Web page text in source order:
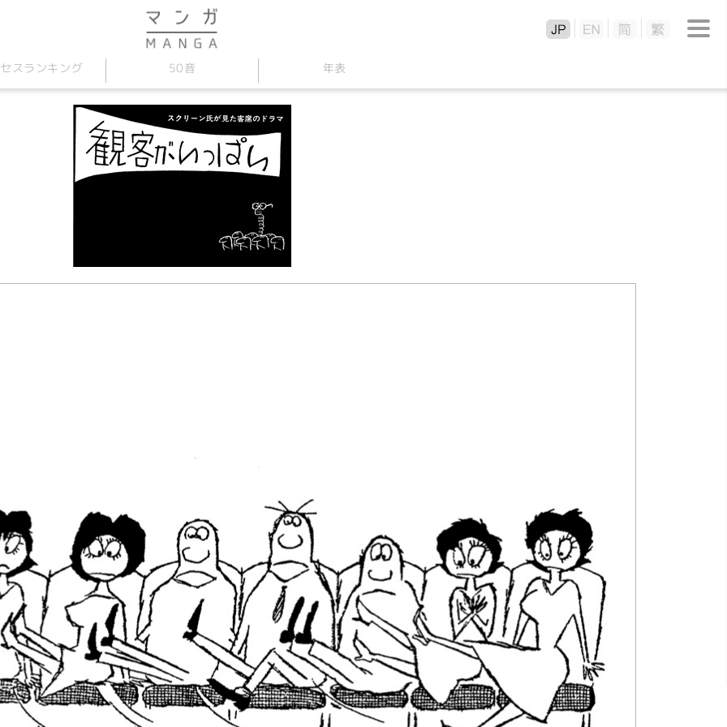
ス ランキング 50音 年表